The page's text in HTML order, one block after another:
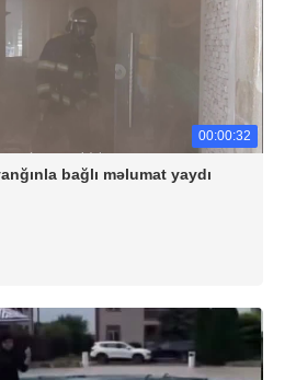
00:00:32
bağlı məlumat yaydı